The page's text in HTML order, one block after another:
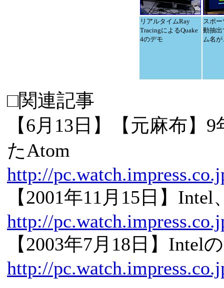
リアルタイムRay
TracingによるQuake
4のデモ
スポ
動抽出
ム名
□関連記事
【6月13日】【元麻布
たAtom
http://
【2001年11月15日】
http://
【2003年7月18日】Intel
http://